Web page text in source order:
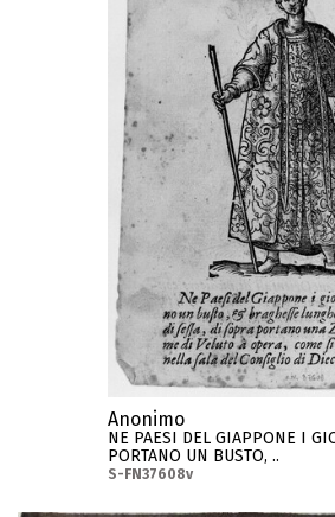
Anonimo
NE PAESI DEL GIAPPONE I
PORTANO UN BUSTO, ..
S-FN37608v